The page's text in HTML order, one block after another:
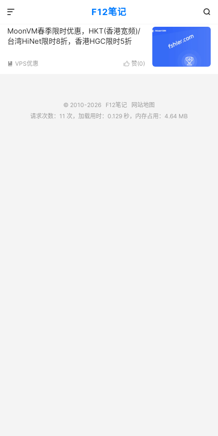
F12笔记 
 共 1 篇文章
MoonVM春季限时优惠，HKT(香港宽频)/
台湾HiNet限时8折，香港HGC限时5折
 赞(0)
 VPS优惠
© 2010-2026 F12笔记
网站地图
请求次数：11 次，加载用时：0.129 秒，内存占用：4.64 MB